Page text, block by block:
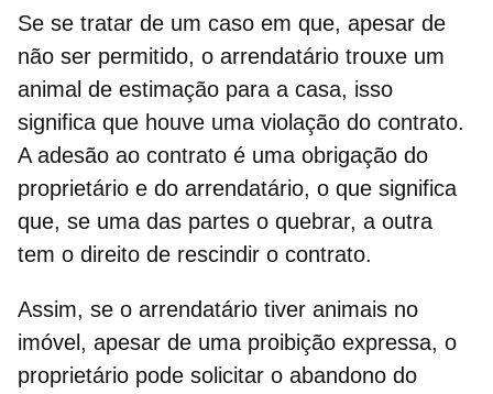
Se se tratar de um caso em que, apesar de
não ser permitido, o arrendatário trouxe um
animal de estimação para a casa, isso
significa que houve uma violação do contrato.
A adesão ao contrato é uma obrigação do
proprietário e do arrendatário, o que significa
que, se uma das partes o quebrar, a outra
tem o direito de rescindir o contrato.
Assim, se o arrendatário tiver animais no
imóvel, apesar de uma proibição expressa, o
proprietário pode solicitar o abandono do